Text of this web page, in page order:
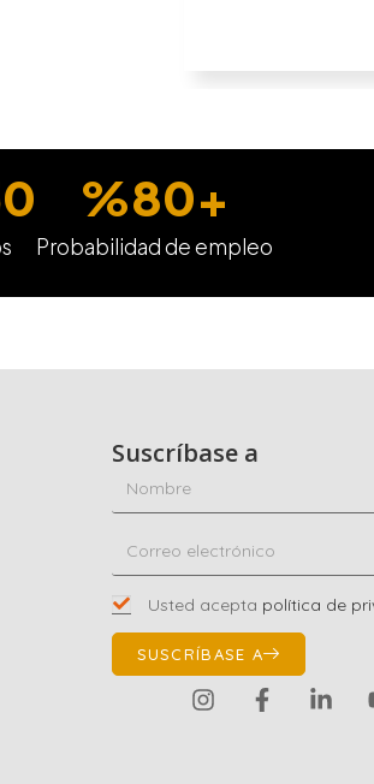
Probabilidad de empleo
%80+
Suscríbase a
Usted acepta política de
SUSCRÍBASE A